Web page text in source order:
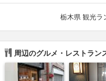
栃木県 観光ラ
周辺のグルメ・レストラン